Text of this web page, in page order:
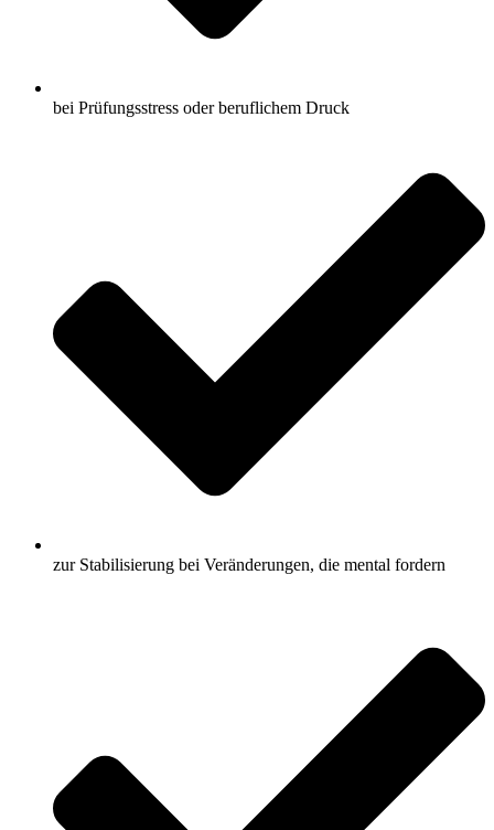
bei Prüfungsstress oder beruflichem Druck
zur Stabilisierung bei Veränderungen, die mental fordern